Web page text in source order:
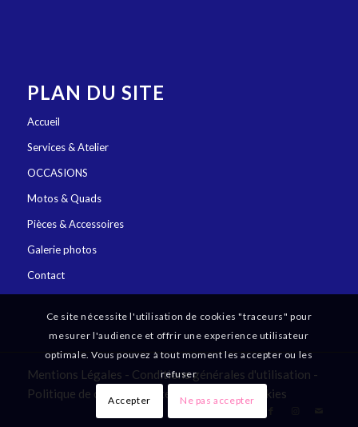
PLAN DU SITE
Accueil
Services & Atelier
OCCASIONS
Motos & Quads
Pièces & Accessoires
Galerie photos
Contact
Mentions Légales - Conditions générales d'utilisation -
Politique de confidentialité
Gestion des cookies
Ce site nécessite l'utilisation de cookies "traceurs" pour
mesurer l'audience et offrir une experience utilisateur
optimale. Vous pouvez à tout moment les accepter ou les
refuser
Accepter Ne pas accepter